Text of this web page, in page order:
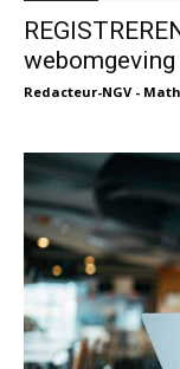
webomgeving
Redacteur-NGV -